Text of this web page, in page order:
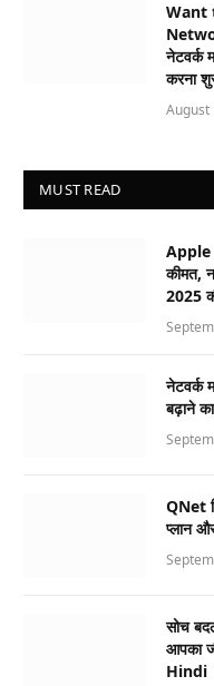
Want
नेटवर्क
करना
August
MUST READ
Apple
कीमत,
2025
नेटवर्क
बढ़ाने
QNet
प्लान
सोच
आपका
Hindi